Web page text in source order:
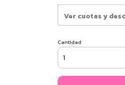
Ver cuotas y
Cantidad